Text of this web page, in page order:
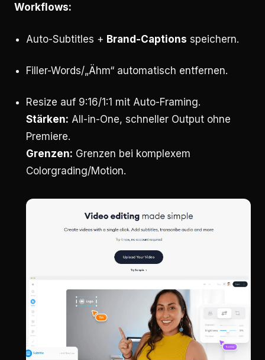
Workflows:
Auto-Subtitles + Brand-Captions speichern.
Filler-Words/„Ähm“ automatisch entfernen.
Resize auf 9:16/1:1 mit Auto-Framing.
Stärken: All-in-One, schneller Output ohne
Premiere.
Grenzen: Grenzen bei komplexem
Colorgrading/Motion.